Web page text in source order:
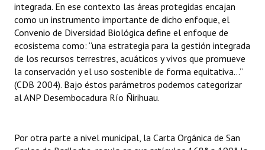
integrada. En ese contexto las áreas protegidas encajan
como un instrumento importante de dicho enfoque, el
Convenio de Diversidad Biológica define el enfoque de
ecosistema como: “una estrategia para la gestión integrada
de los recursos terrestres, acuáticos y vivos que promueve
la conservación y el uso sostenible de forma equitativa...”
(CDB 2004). Bajo éstos parámetros podemos categorizar
al ANP Desembocadura Río Ñirihuau.
Por otra parte a nivel municipal, la Carta Orgánica de San